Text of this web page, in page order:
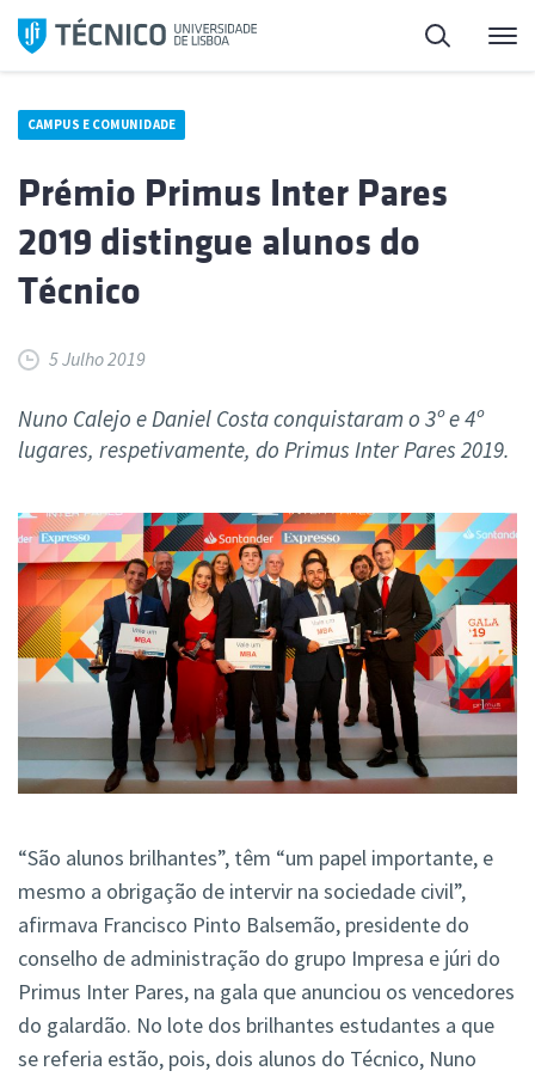
Saltar
para
Pesquisa
CAMPUS E COMUNIDADE
Prémio Primus Inter Pares
2019 distingue alunos do
Técnico
5 Julho 2019
Nuno Calejo e Daniel Costa conquistaram o 3º e 4º
lugares, respetivamente, do Primus Inter Pares 2019.
“São alunos brilhantes”, têm “um papel importante, e
mesmo a obrigação de intervir na sociedade civil”,
afirmava Francisco Pinto Balsemão, presidente do
conselho de administração do grupo Impresa e júri do
Primus Inter Pares, na gala que anunciou os vencedores
do galardão. No lote dos brilhantes estudantes a que
se referia estão, pois, dois alunos do Técnico, Nuno